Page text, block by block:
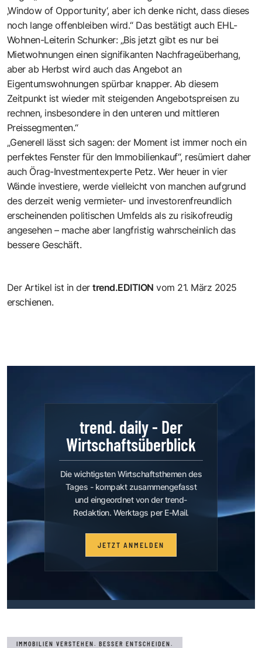
‚Window of Opportunity‘, aber ich denke nicht, dass dieses
noch lange offenbleiben wird.“ Das bestätigt auch EHL-
Wohnen-Leiterin Schunker: „Bis jetzt gibt es nur bei
Mietwohnungen einen signifikanten Nachfrageüberhang,
aber ab Herbst wird auch das Angebot an
Eigentumswohnungen spürbar knapper. Ab diesem
Zeitpunkt ist wieder mit steigenden Angebotspreisen zu
rechnen, insbesondere in den unteren und mittleren
Preissegmenten.“
„Generell lässt sich sagen: der Moment ist immer noch ein
perfektes Fenster für den Immobilienkauf“, resümiert daher
auch Örag-Investmentexperte Petz. Wer heuer in vier
Wände investiere, werde vielleicht von manchen aufgrund
des derzeit wenig vermieter- und investorenfreundlich
erscheinenden politischen Umfelds als zu risikofreudig
angesehen – mache aber langfristig wahrscheinlich das
bessere Geschäft.
Der Artikel ist in dertrend.EDITION vom 21. März 2025
erschienen.
trend. daily - Der
Wirtschaftsüberblick
Die wichtigsten Wirtschaftsthemen des
Tages - kompakt zusammengefasst
und eingeordnet von der trend-
Redaktion. Werktags per E-Mail.
JETZT ANMELDEN
IMMOBILIEN VERSTEHEN. BESSER ENTSCHEIDEN.